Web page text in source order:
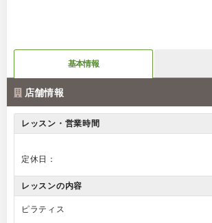
基本情報
店舗情報
レッスン・営業時間
定休日：
レッスンの内容
ピラティス